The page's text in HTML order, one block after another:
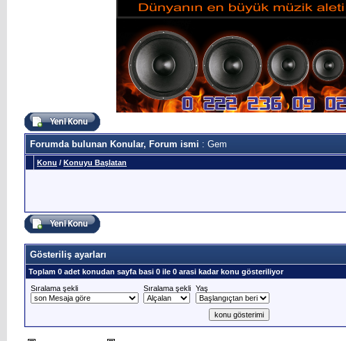
Forumda bulunan Konular, Forum ismi : Gem
Konu / Konuyu Başlatan
Gösteriliş ayarları
Toplam 0 adet konudan sayfa basi 0 ile 0 arasi kadar konu gösteriliyor
Sıralama şekli
Sıralama şekli Yaş